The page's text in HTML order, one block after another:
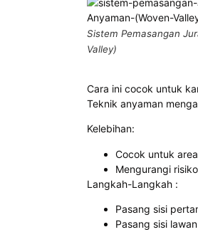
Sistem Pemasangan
Valley)
Cara ini cocok untuk
Teknik anyaman
Kelebihan:
Cocok untuk
Mengurangi
Langkah-Langkah :
Pasang sisi
Pasang sisi